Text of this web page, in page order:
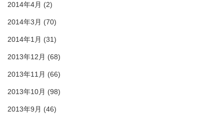
2014年4月 (2)
2014年3月 (70)
2014年1月 (31)
2013年12月 (68)
2013年11月 (66)
2013年10月 (98)
2013年9月 (46)